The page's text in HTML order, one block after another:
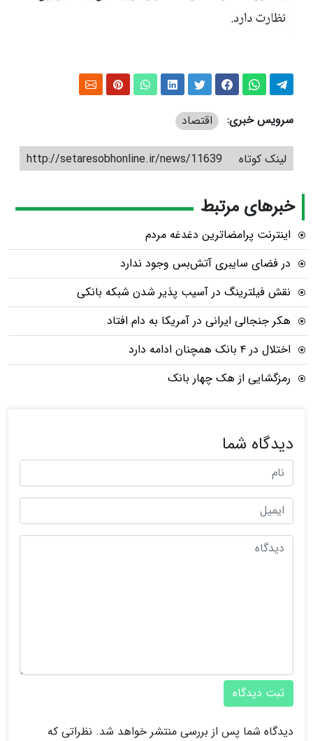
سرویس خبری: اقتصاد
لینک کوتاه http://setaresobhonline.ir/news/11639
خبرهای مرتبط
اینترنت پرامضاترین دغدغه مردم
در فضای سایبری آتش‌بس وجود ندارد
نقش فیلترینگ در آسیب پذیر شدن شبکه بانکی
هکر جنجالی ایرانی در آمریکا به دام افتاد
اختلال در ۴ بانک همچنان ادامه دارد
رمزگشایی از هک چهار بانک
دیدگاه شما
ثبت دیدگاه
دیدگاه شما پس از بررسی منتشر خواهد شد. نظراتی که